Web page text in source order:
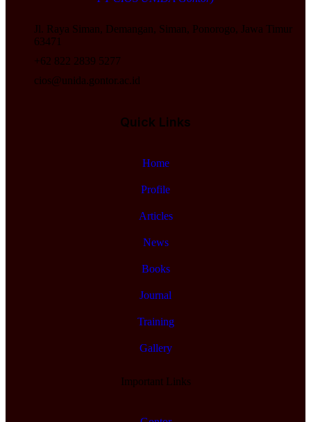
Jl. Raya Siman, Demangan, Siman, Ponorogo, Jawa Timur
63471
+62 822 2839 5277
cios@unida.gontor.ac.id
Quick Links
Home
Profile
Articles
News
Books
Journal
Training
Gallery
Important Links